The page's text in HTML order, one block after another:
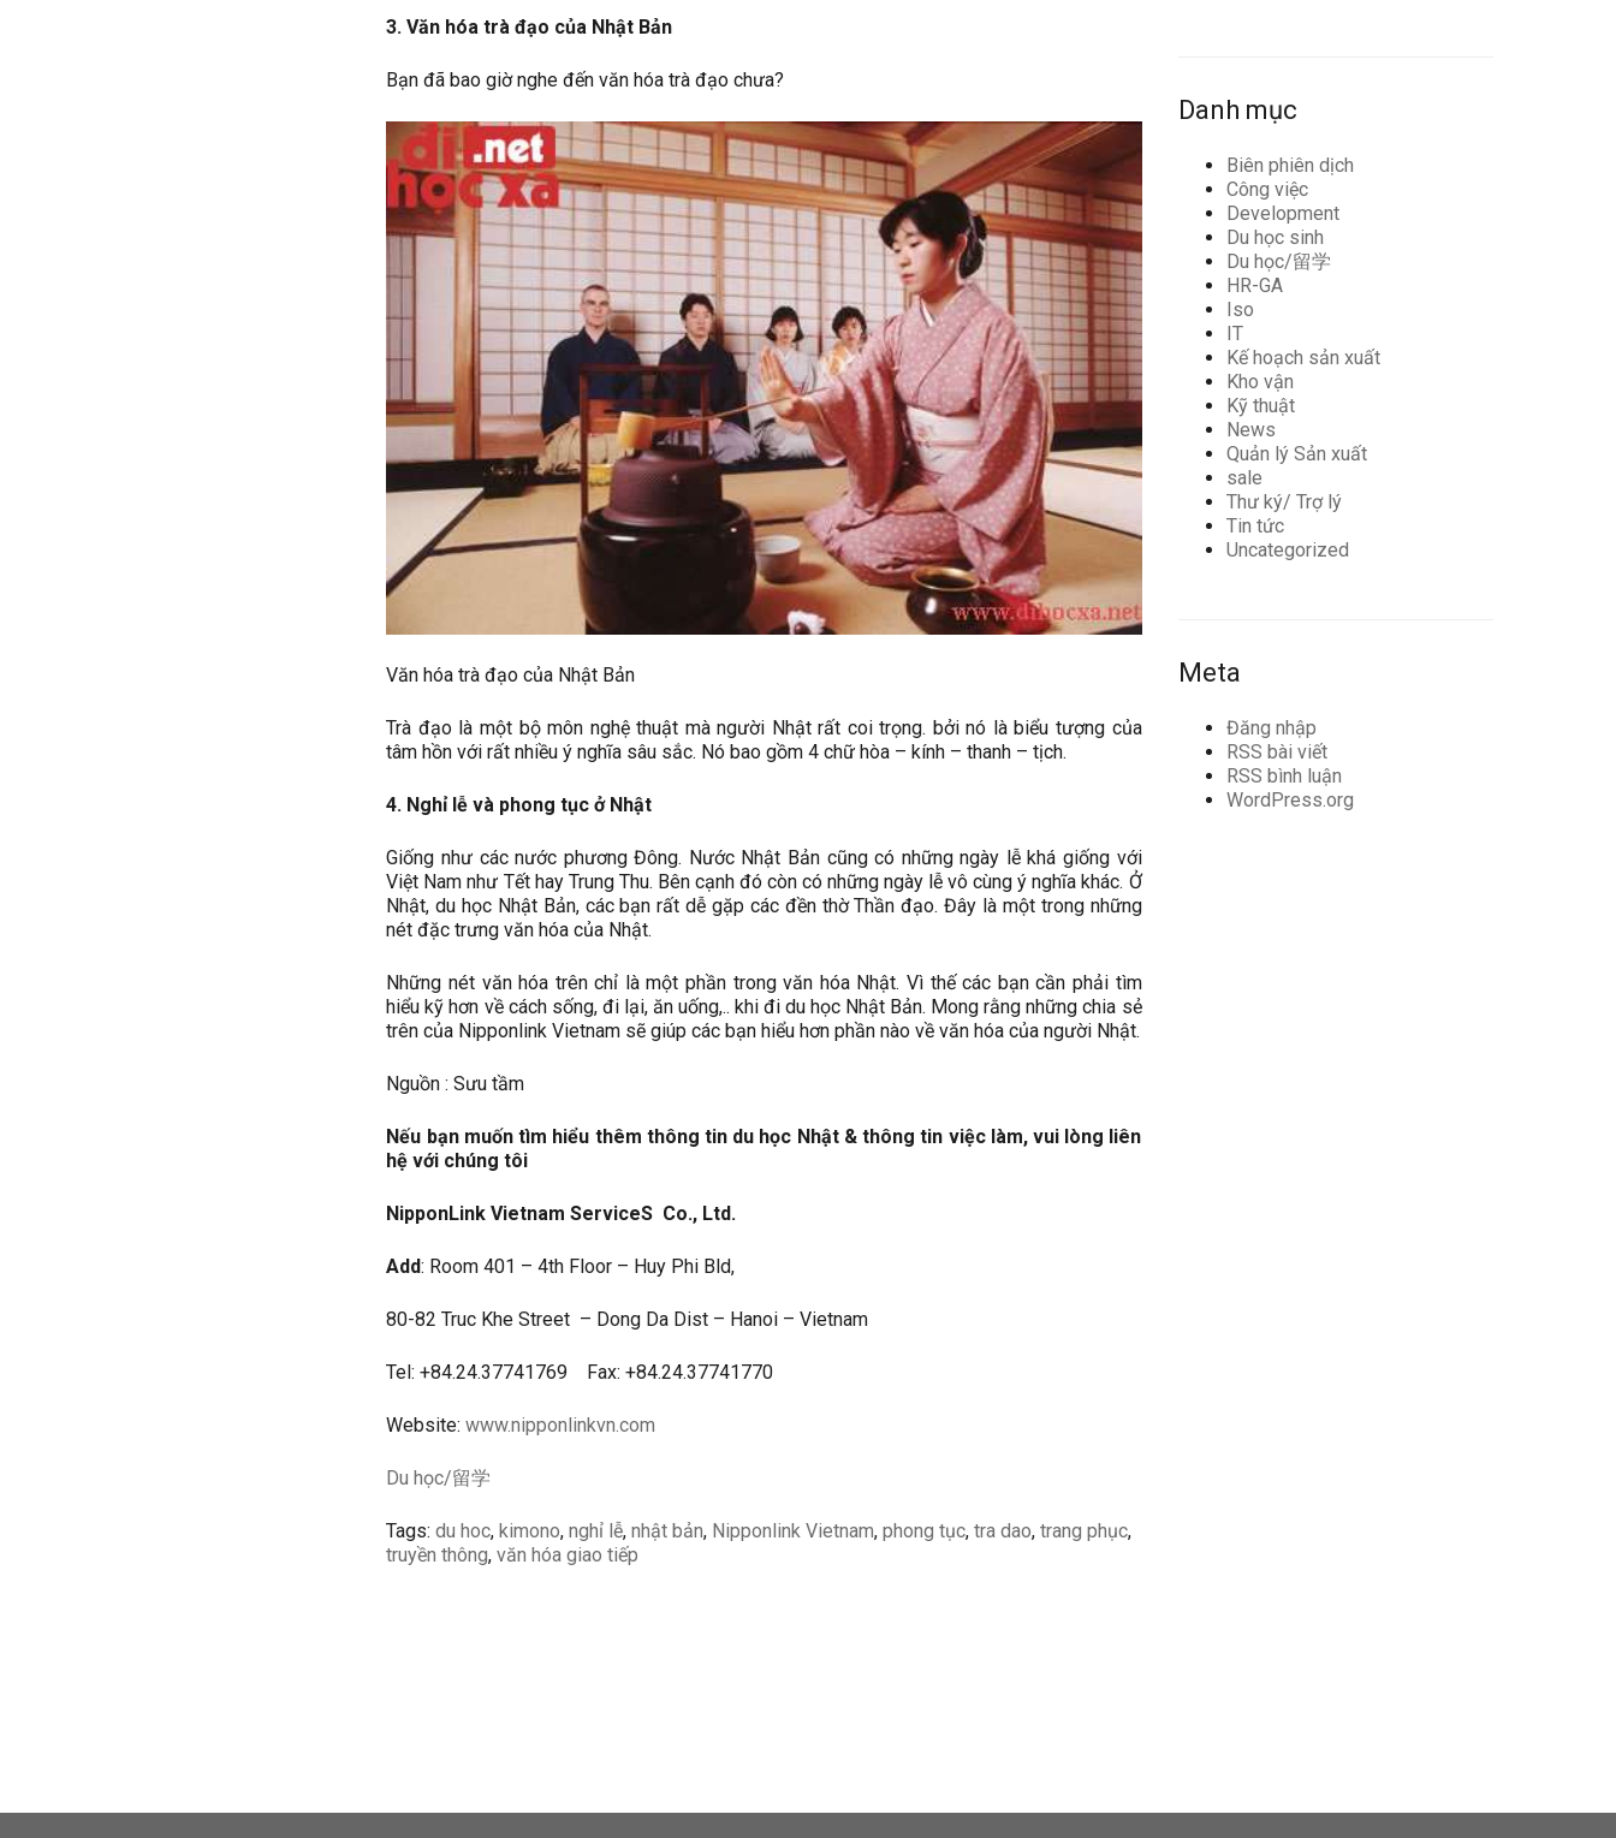
3. Văn hóa trà đạo của Nhật Bản
Bạn đã bao giờ nghe đến văn hóa trà đạo chưa?
Văn hóa trà đạo của Nhật Bản
Trà đạo là một bộ môn nghệ thuật mà người Nhật rất coi trọng. bởi nó là biểu tượng của
tâm hồn với rất nhiều ý nghĩa sâu sắc. Nó bao gồm 4 chữ hòa – kính – thanh – tịch.
4. Nghỉ lễ và phong tục ở Nhật
Giống như các nước phương Đông. Nước Nhật Bản cũng có những ngày lễ khá giống với
Việt Nam như Tết hay Trung Thu. Bên cạnh đó còn có những ngày lễ vô cùng ý nghĩa khác. Ở
Nhật, du học Nhật Bản, các bạn rất dễ gặp các đền thờ Thần đạo. Đây là một trong những
nét đặc trưng văn hóa của Nhật.
Những nét văn hóa trên chỉ là một phần trong văn hóa Nhật. Vì thế các bạn cần phải tìm
hiểu kỹ hơn về cách sống, đi lại, ăn uống,.. khi đi du học Nhật Bản. Mong rằng những chia sẻ
trên của Nipponlink Vietnam sẽ giúp các bạn hiểu hơn phần nào về văn hóa của người Nhật.
Nguồn : Sưu tầm
Nếu bạn muốn tìm hiểu thêm thông tin du học Nhật & thông tin việc làm, vui lòng liên
hệ với chúng tôi
NipponLink Vietnam ServiceS Co., Ltd.
Add: Room 401 – 4th Floor – Huy Phi Bld,
80-82 Truc Khe Street – Dong Da Dist – Hanoi – Vietnam
Tel: +84.24.37741769 Fax: +84.24.37741770
Website:www.nipponlinkvn.com
Du học/留学
Tags:du hoc,kimono,nghỉ lễ,nhật bản, Nipponlink Vietnam,phong tục,tra dao,trang phục,
truyền thông,văn hóa giao tiếp
Danh mục
Biên phiên dịch
Công việc
Development
Du học sinh
Du học/留学
HR-GA
Iso
IT
Kế hoạch sản xuất
Kho vận
Kỹ thuật
News
Quản lý Sản xuất
sale
Thư ký/ Trợ lý
Tin tức
Uncategorized
Meta
Đăng nhập
RSS bài viết
RSS bình luận
WordPress.org